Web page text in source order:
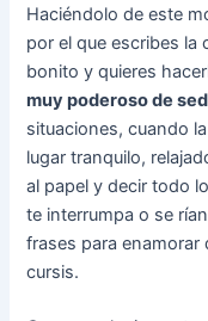
Haciéndolo de este
por el que escribes la
bonito y quieres
muy poderoso de
situaciones, cuando
lugar tranquilo,
al papel y decir todo
te interrumpa o se
frases para enamorar
cursis.